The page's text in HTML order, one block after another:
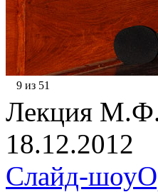
9 из 51
Лекция
18.12.2012
Слайд-шоу